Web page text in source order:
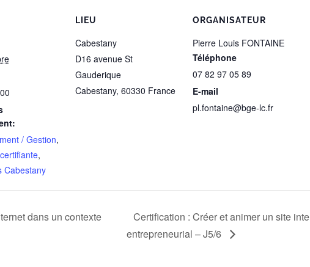
/ Gestion,
,
Cabestany
LIEU
Cabestany
D16 avenue St
Gauderique
Cabestany, 60330 France
ORGANISATEUR
Pierre Louis FONTAINE
Téléphone
07 82 97 05 89
E-mail
pl.fontaine@bge-lc.fr
dans un contexte
Certification : Créer et animer un site
entrepreneurial – J5/6